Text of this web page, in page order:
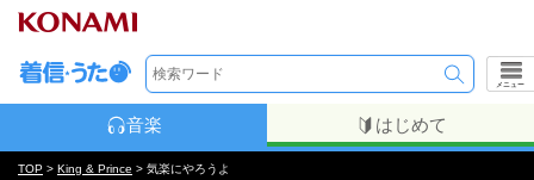
メニュー
音楽 はじめて
TOP > King & Prince > 気楽にやろうよ